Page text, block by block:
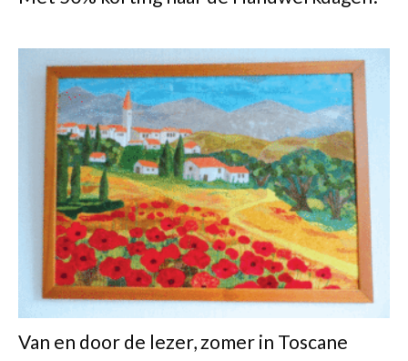
Van en door de lezer, zomer in Toscane